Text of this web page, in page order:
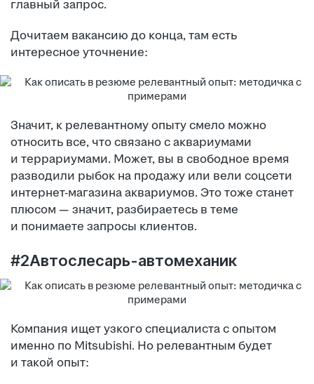
главный запрос.
Дочитаем вакансию до конца, там есть
интересное уточнение:
Значит, к релевантному опыту смело можно
относить все, что связано с аквариумами
и террариумами. Может, вы в свободное время
разводили рыбок на продажу или вели соцсети
интернет-магазина аквариумов. Это тоже станет
плюсом — значит, разбираетесь в теме
и понимаете запросы клиентов.
#2Автослесарь-автомеханик
Компания ищет узкого специалиста с опытом
именно по Mitsubishi. Но релевантным будет
и такой опыт: